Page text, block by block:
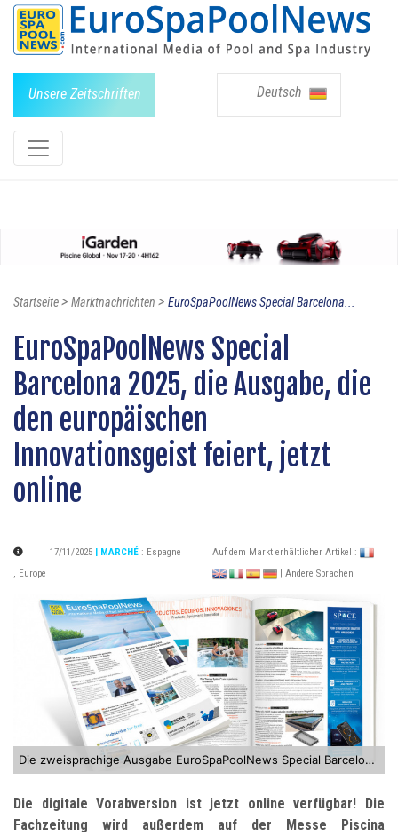
Unsere Zeitschriften Deutsch
Startseite> Marktnachrichten > EuroSpaPoolNews Special Barcelona...
EuroSpaPoolNews Special
Barcelona 2025, die Ausgabe, die
den europäischen
Innovationsgeist feiert, jetzt
online
17/11/2025 | MARCHÉ : Espagne
, Europe
Auf dem Markt erhältlicher Artikel :
| Andere Sprachen
Die zweisprachige Ausgabe EuroSpaPoolNews Special Barcelona 2025
Die digitale Vorabversion ist jetzt online verfügbar! Die
Fachzeitung wird außerdem auf der Messe Piscina